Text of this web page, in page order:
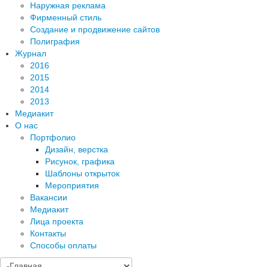
Наружная реклама
Фирменный стиль
Создание и продвижение сайтов
Полиграфия
Журнал
2016
2015
2014
2013
Медиакит
О нас
Портфолио
Дизайн, верстка
Рисунок, графика
Шаблоны открыток
Мероприятия
Вакансии
Медиакит
Лица проекта
Контакты
Способы оплаты